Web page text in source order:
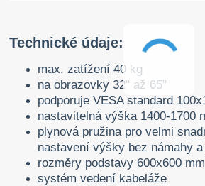
Technické údaje:
max. zatížení 40 kg
na obrazovky 32" až 65"
podporuje VESA standard
nastavitelná výška 1400-1700
plynová pružina pro velmi
nastavení výšky bez námahy
rozměry podstavy 600x600 mm
systém vedení kabeláže